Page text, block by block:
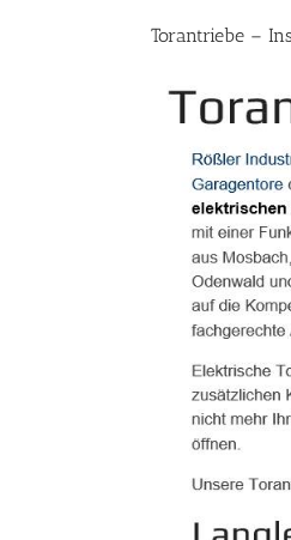
Torantriebe –